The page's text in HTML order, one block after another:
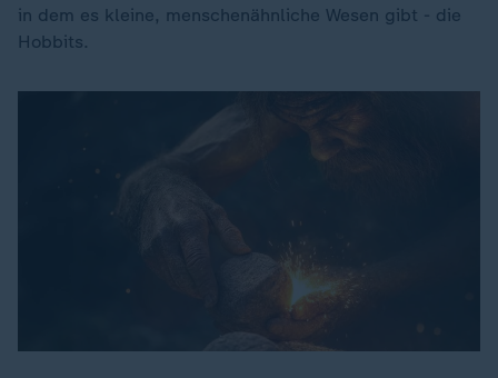
in dem es kleine, menschenähnliche Wesen gibt - die
Hobbits.